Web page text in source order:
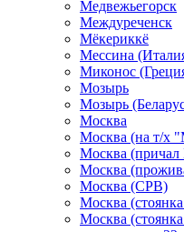
Медвежьегорск
Междуреченск
Мёкериккё
Мессина
Миконос
Мозырь
Мозырь
Москва
Москва (на т/х
Москва
Москва
Москва (СРВ)
Москва
Москва